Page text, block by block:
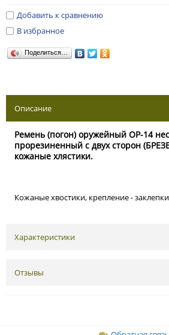
Добавить к сравнению
В избранное
Поделиться…
Описание
Ремень (погон) оружейный ОР-14
прорезиненный с двух сторон
кожаные хлястики.
Кожаные хвостики, крепление -
Характеристики
Отзывы